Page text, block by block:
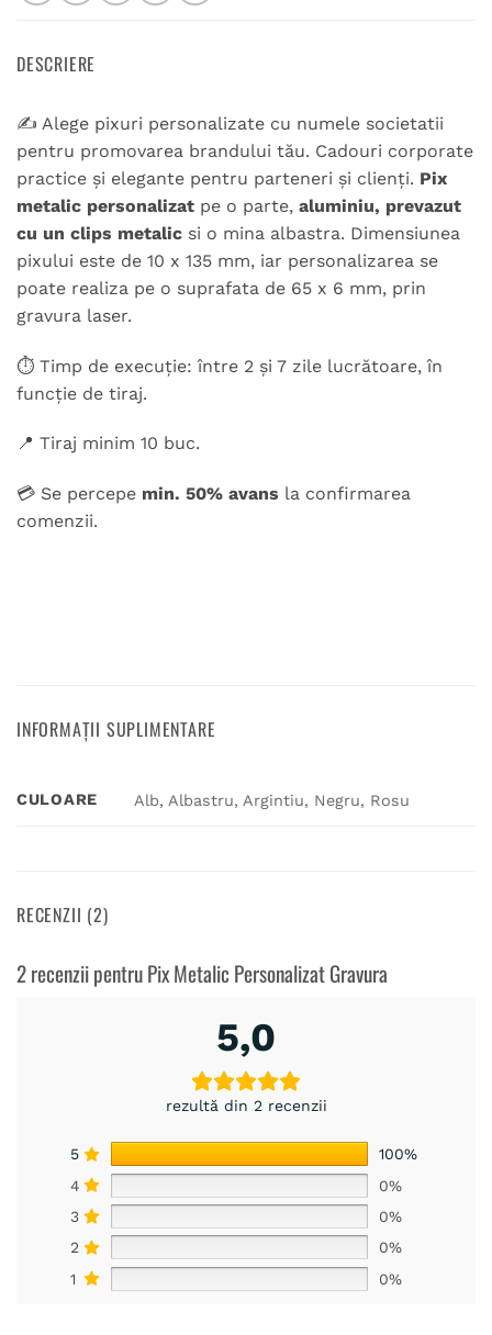
DESCRIERE
✍️ Alege pixuri personalizate cu numele societatii
pentru promovarea brandului tău. Cadouri corporate
practice și elegante pentru parteneri și clienți. Pix
metalic personalizat pe o parte, aluminiu, prevazut
cu un clips metalic si o mina albastra. Dimensiunea
pixului este de 10 x 135 mm, iar personalizarea se
poate realiza pe o suprafata de 65 x 6 mm, prin
gravura laser.
⏱️ Timp de execuție: între 2 și 7 zile lucrătoare, în
funcție de tiraj.
📍 Tiraj minim 10 buc.
💳 Se percepe min. 50% avans la confirmarea
comenzii.
INFORMAȚII SUPLIMENTARE
CULOARE Alb, Albastru, Argintiu, Negru, Rosu
RECENZII (2)
2 recenzii pentruPix Metalic Personalizat Gravura
5,0
rezultă din 2 recenzii
5
100%
4
0%
3
0%
2
0%
1
0%